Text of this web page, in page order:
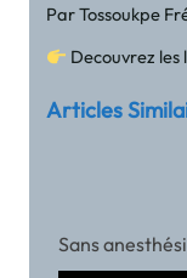
Par Tossoukpe
Decouvrez les
Articles
Sans